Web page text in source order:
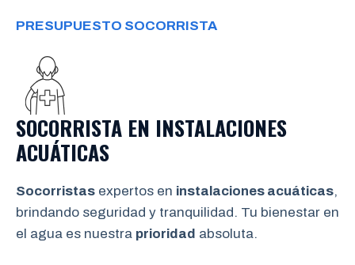
PRESUPUESTO SOCORRISTA
SOCORRISTA EN INSTALACIONES
ACUÁTICAS
Socorristas expertos en instalaciones acuáticas,
brindando seguridad y tranquilidad. Tu bienestar en
el agua es nuestra prioridad absoluta.